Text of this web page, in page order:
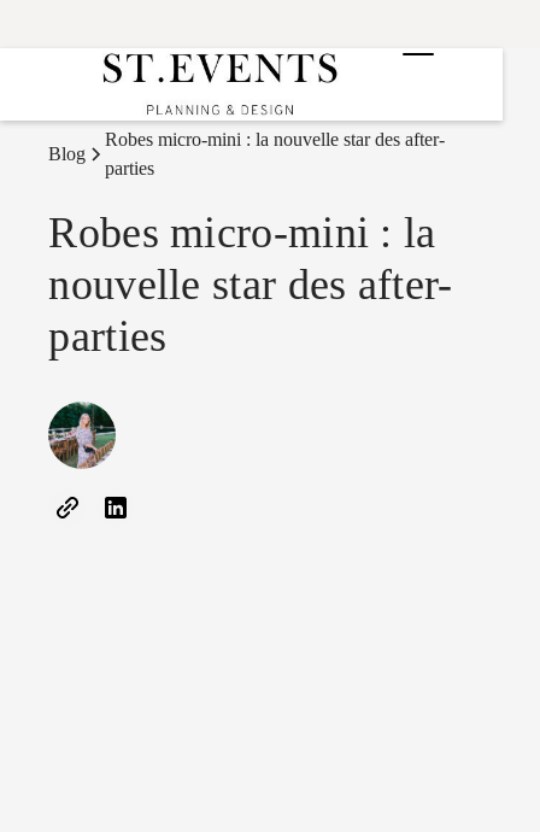
Blog
Robes micro-mini : la nouvelle star des after-
parties
Robes micro-mini : la
nouvelle star des after-
parties